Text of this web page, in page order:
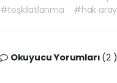
#teşkilatlanma
#hak
Okuyucu Yorumları (2 )